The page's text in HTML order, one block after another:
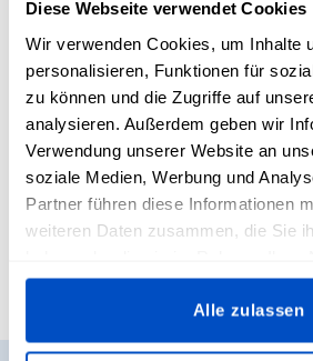
Diese Webseite verwendet Cookies
Wir verwenden Cookies, um Inhalte
personalisieren, Funktionen für
zu können und die Zugriffe auf
analysieren. Außerdem geben wir
Verwendung unserer Website an
soziale Medien, Werbung und
Partner führen diese Informationen
weiteren Daten zusammen, die Sie
gesammelt haben.
Alle zulassen
Rechteck mit einer Größe von 0,8 cm x
bis zu einer Größe von 20 cm x 20 cm
Alternativ dazu bietet unser Etiketten-
drei Standardgrößen an:
6 cm x 1,5 cm (2.4" x 0.6")
6 cm x 2 cm (2.4" x 0.8")
7 cm x 2,3 cm (2.7" x 0.9")